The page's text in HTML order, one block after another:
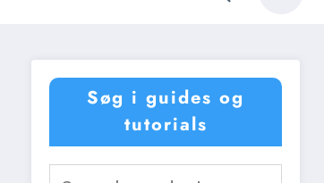
Søg i guides og
tutorials